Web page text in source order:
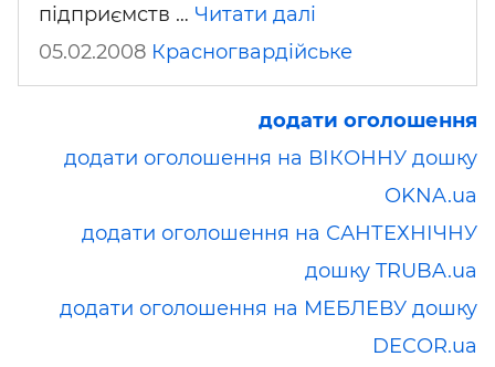
підприємств … Читати далі
05.02.2008 Красногвардійське
додати оголошення
додати оголошення на ВІКОННУ дошку
OKNA.ua
додати оголошення на САНТЕХНІЧНУ
дошку TRUBA.ua
додати оголошення на МЕБЛЕВУ дошку
DECOR.ua